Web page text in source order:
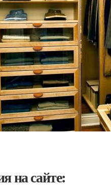
на сайте: